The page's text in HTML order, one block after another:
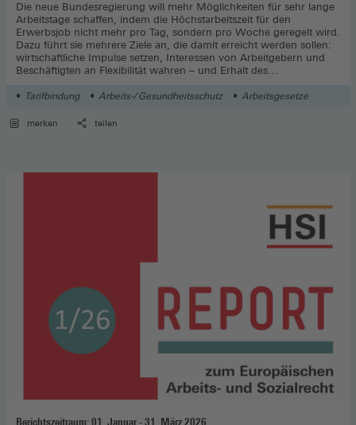
Die neue Bundesregierung will mehr Möglichkeiten für sehr lange
Arbeitstage schaffen, indem die Höchstarbeitszeit für den
Erwerbsjob nicht mehr pro Tag, sondern pro Woche geregelt wird.
Dazu führt sie mehrere Ziele an, die damit erreicht werden sollen:
wirtschaftliche Impulse setzen, Interessen von Arbeitgebern und
Beschäftigten an Flexibilität wahren – und Erhalt des
Ziele erreicht werden?
Tarifbindung Arbeits-/ Gesundheitsschutz Arbeitsgesetze
merken teilen
Berichtszeitraum: 01. Januar - 31. März 2026